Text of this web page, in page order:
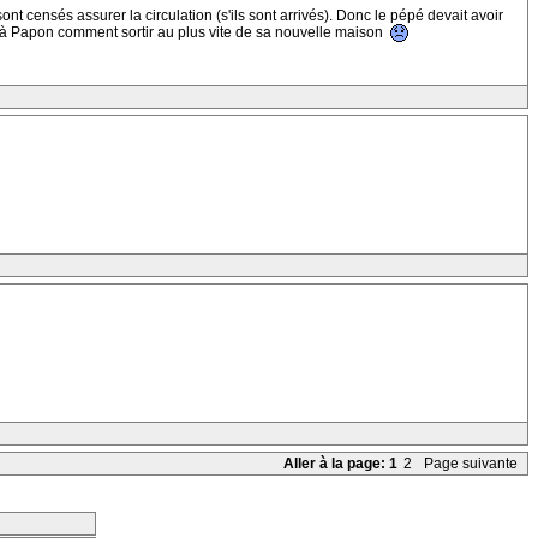
censés assurer la circulation (s'ils sont arrivés). Donc le pépé devait avoir
Papon comment sortir au plus vite de sa nouvelle maison
Aller à la page: 1 2 Page suivante